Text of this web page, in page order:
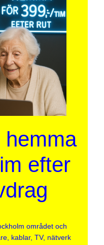
hemma
efter
området och
kablar, TV, nätverk